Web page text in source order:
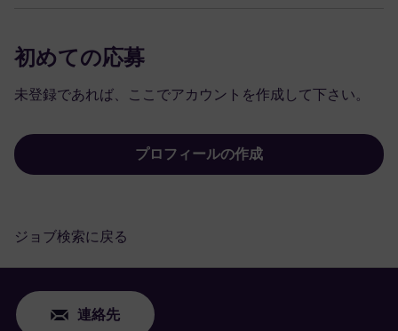
初めての応募
未登録であれば、ここでアカウントを作成して下さい。
プロフィールの作成
ジョブ検索に戻る
連絡先